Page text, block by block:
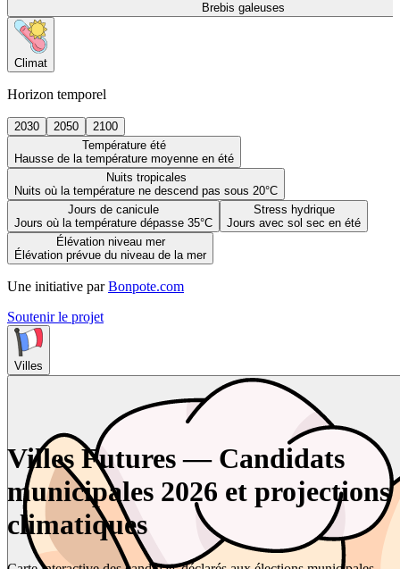
Brebis galeuses
Climat
Horizon temporel
2030 2050
2100
Température été
Hausse de la température moyenne en été
Nuits tropicales
Nuits où la température ne descend pas sous 20°C
Jours de canicule
Jours où la température dépasse 35°C
Stress hydrique
Jours avec sol sec en été
Élévation niveau mer
Élévation prévue du niveau de la mer
Une initiative par Bonpote.com
Soutenir le projet
Villes
Villes Futures — Candidats
municipales 2026 et projections
climatiques